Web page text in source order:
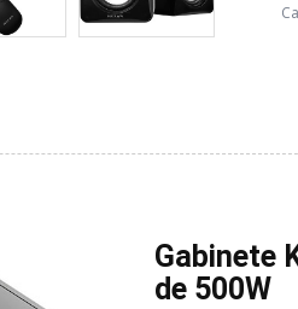
Gabinete
de 500W